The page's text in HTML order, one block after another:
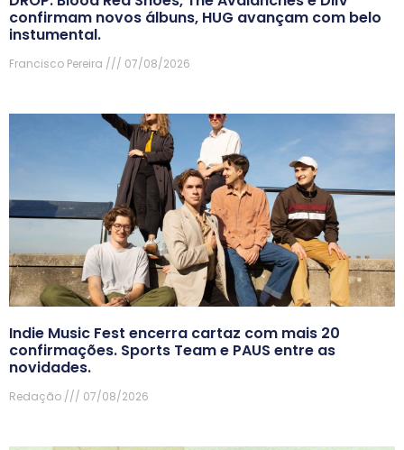
confirmam novos álbuns, HUG avançam com belo
instumental.
Francisco Pereira 07/08/2026
Indie Music Fest encerra cartaz com mais 20
confirmações. Sports Team e PAUS entre as
novidades.
Redação 07/08/2026